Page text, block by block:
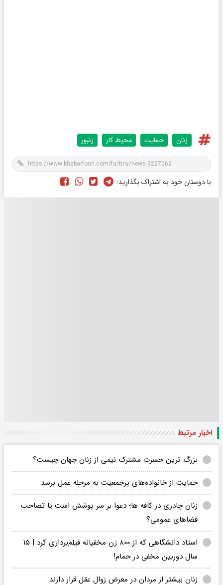
زنان حمایت محیط کار زنبور
با دوستان خود به اشتراک بگذارید:
اخبار مرتبط
بزرگ ترین حسرت مشترک نیمی از زنان جهان چیست؟
حمایت از خانواده‌های پرجمعیت به مرحله عمل برسد
زنان چادری در کافه ها؛ دعوا بر سر پوشش است یا تصاحب
فضاهای عمومی؟
استاد دانشگاهی که از ۸۰۰ زن مخفیانه فیلم‌برداری کرد | ۱۵
سال دوربین مخفی در حمام!
زنان بیشتر از مردان در معرض زوال عقل قرار دارند